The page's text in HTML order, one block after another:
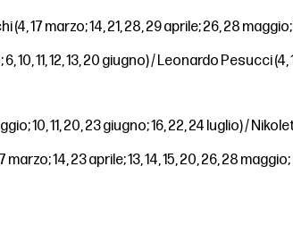
17 marzo; 14, 21, 28, 29 aprile; 26, 28
10, 11, 12, 13, 20 giugno) / Leonardo Pesucci
10, 11, 20, 23 giugno; 16, 22, 24 luglio) /
14, 23 aprile; 13, 14, 15, 20, 26, 28